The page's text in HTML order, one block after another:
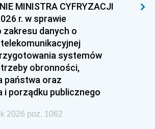
MINISTRA CYFRYZACJI
r. w sprawie
zakresu danych o
systemów
obronności,
państwa oraz
i porządku publicznego
2026 poz. 1062